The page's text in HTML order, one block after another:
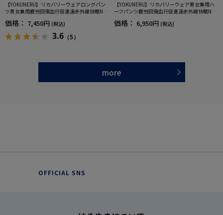
【YOKUNERU】リカバリーウェアロングパン
ツ男女兼用疲労回復血行促進遠赤外線快眠NA
NOMIX(R)【一般医療機器】SS～LLサイズ
価格： 7,450円 (税込)
3.6 （5）
【YOKUNERU】リカバリーウェア男女兼用ハ
ーフパンツ疲労回復血行促進遠赤外線快眠NA
NOMIX(R)【一般医療機器】SS～LLサイズ
価格： 6,950円 (税込)
more
OFFICIAL SNS